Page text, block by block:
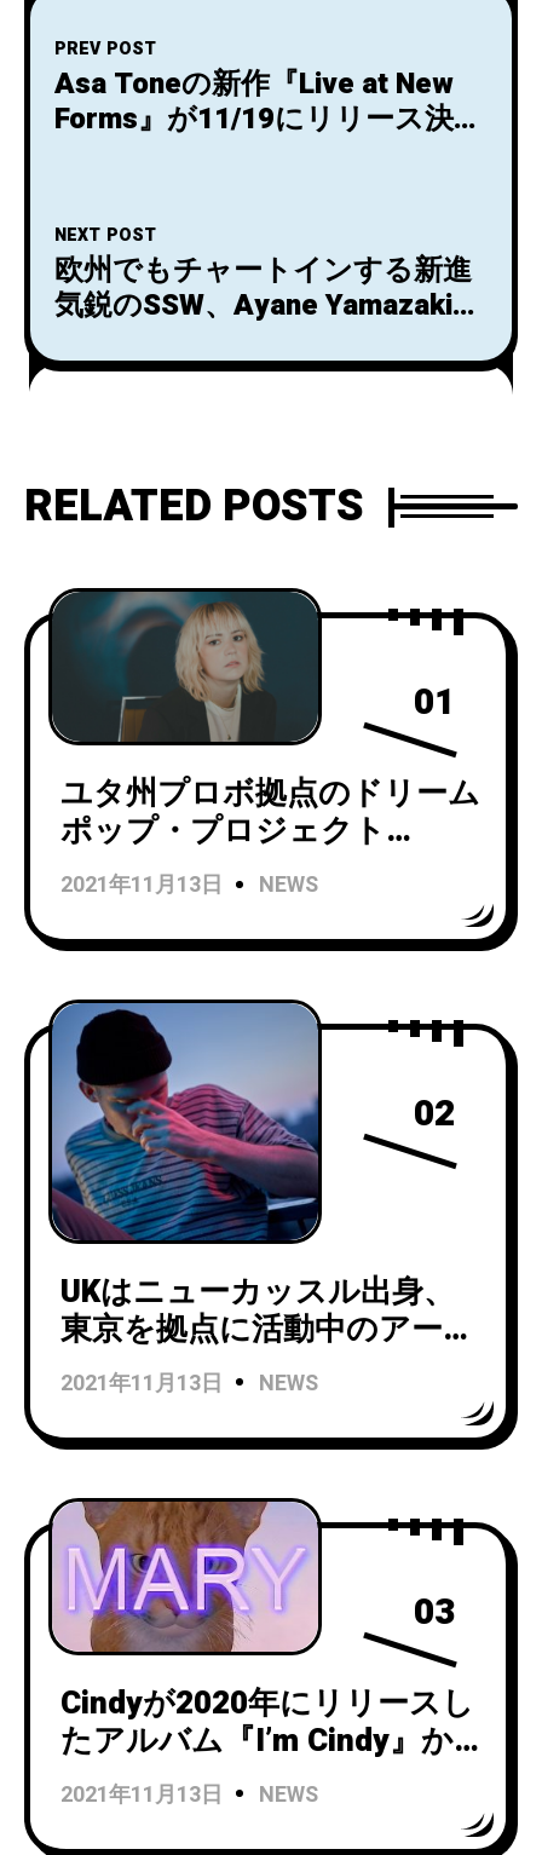
PREV POST
Asa Toneの新作『Live at New
Forms』が11/19にリリース決
開。
NEXT POST
欧州でもチャートインする新進
気鋭のSSW、Ayane Yamazakiの
RELATED POSTS
01
ユタ州プロボ拠点のドリーム
ポップ・プロジェクト
Goldmythがニューシングル
「Video」をリリース！
2021年11月13日 NEWS
02
UKはニューカッスル出身、
東京を拠点に活動中のアーテ
ィスト、S.F. Johnsonがデビ
ューEP『Songs from an
Empty Orchestra』をリリー
2021年11月13日 NEWS
03
Cindyが2020年にリリースし
たアルバム『I’m Cindy』か
ら「Mary」のビデオを公
開！
2021年11月13日 NEWS